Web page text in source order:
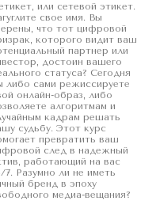
или сетевой этикет.
свое имя. Вы
что тот цифровой
которого видит ваш
партнер или
достоин вашего
статуса? Сегодня
либо сами режиссируете
онлайн-образ, либо
алгоритмам и
кадрам решать
судьбу. Этот курс
превратить ваш
след в надежный
работающий на вас
7. Разумно ли не иметь
бренд в эпоху
медиа-вещания?